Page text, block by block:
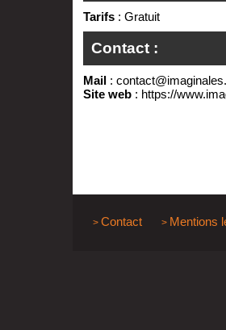
Tarifs: Gratuit
Contact :
Mail :
Site web : https://
> Contact > Mentions